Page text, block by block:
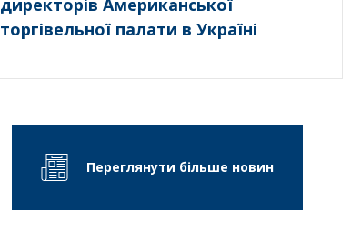
директорів Американської
торгівельної палати в Україні
Переглянути більше новин